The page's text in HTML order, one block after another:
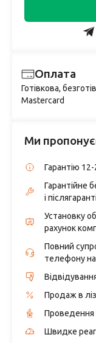
Оплата
Готівкова,
Mastercard
Ми
Гарантію 12-
Гарантійне
і
Установку
рахунок
Повний
телефону
Продаж в
Проведення
Швидке